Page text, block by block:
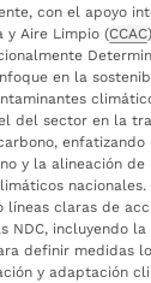
con el apoyo
y Aire Limpio (CCAC
en la
del sector en la
y la alineación
nacionales.
líneas claras de
NDC, incluyendo
definir medidas
y adaptación